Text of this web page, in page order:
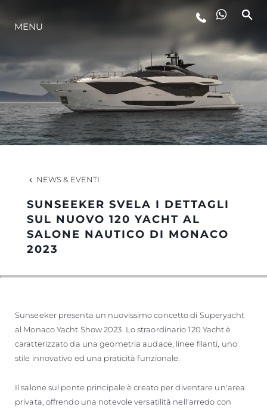
LIFESTYLE
INNOVAZIONE
L'AZIENDA
HERITAGE
MENU
NEWS & EVENTI
SUNSEEKER SVELA I DETTAGLI
SUL NUOVO 120 YACHT AL
SALONE NAUTICO DI MONACO
2023
Sunseeker presenta un nuovissimo concetto di Superyacht
al Monaco Yacht Show 2023. Lo straordinario 120 Yacht è
caratterizzato da una geometria audace, linee filanti, uno
stile innovativo ed una praticità funzionale.
Il salone sul ponte principale è creato per diventare un'area
privata, offrendo una notevole versatilità nell'arredo con